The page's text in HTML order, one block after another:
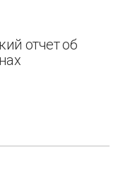
отчет об